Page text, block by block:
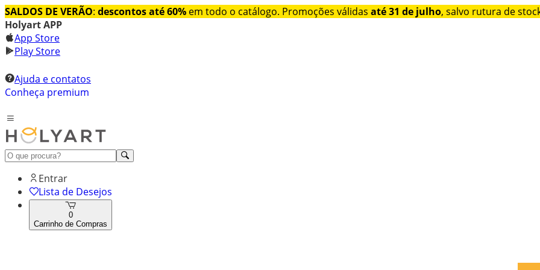
SALDOS DE VERÃO: descontos até 60% em todo o catálogo. Promoções válidas até 31 de julho, salvo rutura de
Holyart APP
App Store
Play Store
Ajuda e contatos
Conheça premium
Entrar
Lista de Desejos
0
Carrinho de Compras